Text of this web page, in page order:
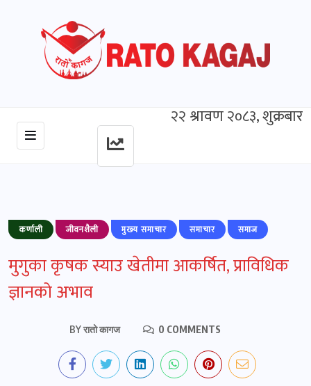
२२ श्रावण २०८३, शुक्रबार
कर्णाली जीवनशैली मुख्‍य समाचार समाचार समाज
मुगुका कृषक स्याउ खेतीमा आकर्षित, प्राविधिक
ज्ञानको अभाव
BYरातो कागज 0 COMMENTS